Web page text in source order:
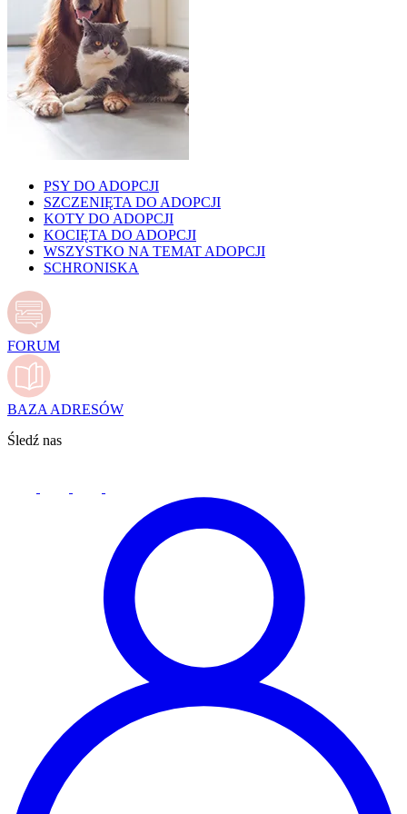
PSY DO ADOPCJI
SZCZENIĘTA DO ADOPCJI
KOTY DO ADOPCJI
KOCIĘTA DO ADOPCJI
WSZYSTKO NA TEMAT ADOPCJI
SCHRONISKA
FORUM
BAZA ADRESÓW
Śledź nas